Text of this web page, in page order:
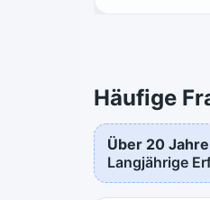
Häufige
Über 20
Langjährige